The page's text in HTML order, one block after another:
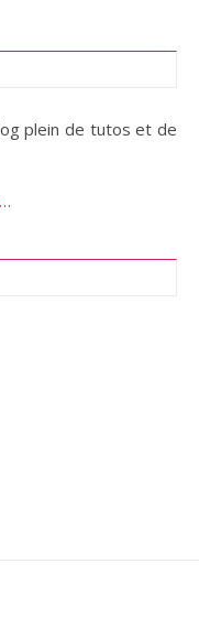
plein de tutos et de